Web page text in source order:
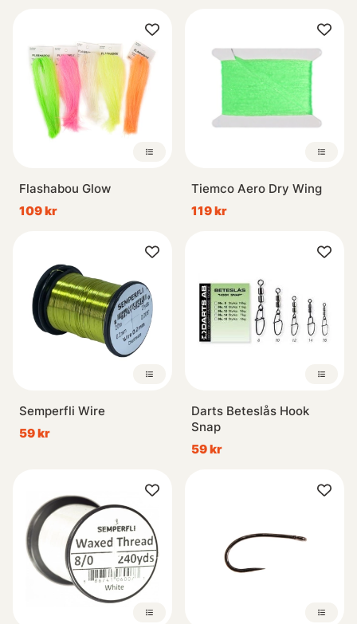
Flashabou Glow
109 kr
Tiemco Aero Dry Wing
119 kr
Semperfli Wire
59 kr
Darts Beteslås Hook
Snap
59 kr